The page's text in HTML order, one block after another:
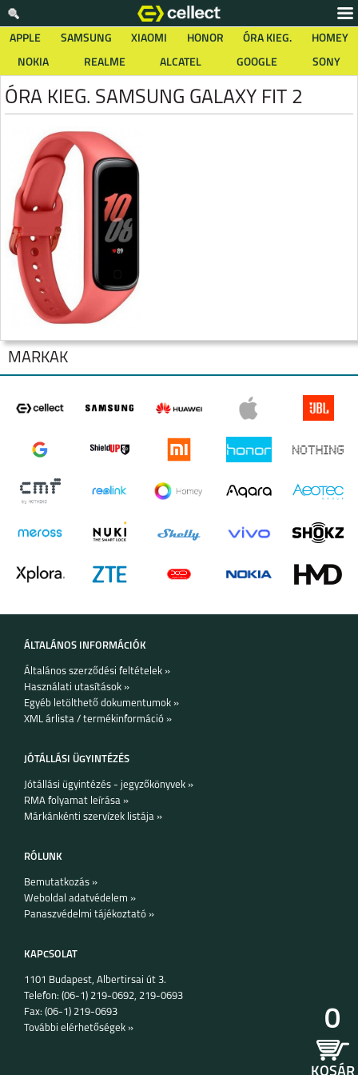
APPLE SAMSUNG XIAOMI HONOR ÓRA KIEG.
HOMEY
NOKIA
REALME ALCATEL GOOGLE SONY
ÓRA KIEG. SAMSUNG GALAXY FIT 2
SAMSUNG GALAXY
WATCH ULTRA2
SAMSUNG GALAXY
WATCH9
SAMSUNG GALAXY
WATCH 6 44 MM/ 6
CLASSIC 43MM
GARMIN FENIX 7S
MÁRKÁK
ÁLTALÁNOS INFORMÁCIÓK
Általános szerződési feltételek »
Használati utasítások »
Egyéb letölthető dokumentumok »
XML árlista / termékinformáció »
JÓTÁLLÁSI ÜGYINTÉZÉS
Jótállási ügyintézés - jegyzőkönyvek »
RMA folyamat leírása »
Márkánkénti szervízek listája »
RÓLUNK
Bemutatkozás »
Weboldal adatvédelem »
Panaszvédelmi tájékoztató »
KAPCSOLAT
1101 Budapest, Albertirsai út 3.
Telefon: (06-1) 219-0692, 219-0693
Fax: (06-1) 219-0693
További elérhetőségek »
0